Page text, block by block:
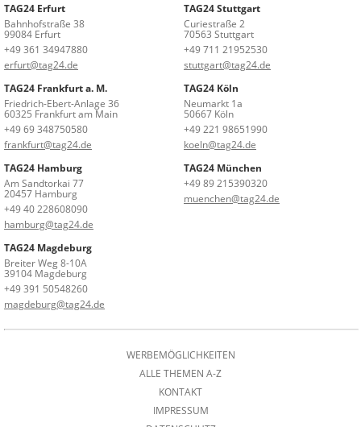
TAG24 Erfurt
Bahnhofstraße 38
99084 Erfurt
+49 361 34947880
erfurt@tag24.de
TAG24 Stuttgart
Curiestraße 2
70563 Stuttgart
+49 711 21952530
stuttgart@tag24.de
TAG24 Frankfurt a. M.
Friedrich-Ebert-Anlage 36
60325 Frankfurt am Main
+49 69 348750580
frankfurt@tag24.de
TAG24 Köln
Neumarkt 1a
50667 Köln
+49 221 98651990
koeln@tag24.de
TAG24 Hamburg
Am Sandtorkai 77
20457 Hamburg
+49 40 228608090
hamburg@tag24.de
TAG24 München
+49 89 215390320
muenchen@tag24.de
TAG24 Magdeburg
Breiter Weg 8-10A
39104 Magdeburg
+49 391 50548260
magdeburg@tag24.de
WERBEMÖGLICHKEITEN
ALLE THEMEN A-Z
KONTAKT
IMPRESSUM